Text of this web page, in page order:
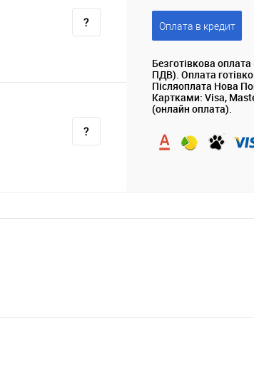
Оплата в кредит
Безготівкова
ПДВ). Оплата
Післяоплата Нова
Картками: Visa,
(онлайн оплата).